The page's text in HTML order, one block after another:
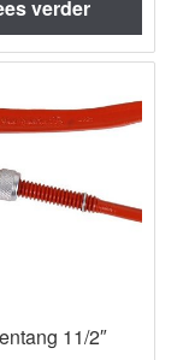
verder
11/2″